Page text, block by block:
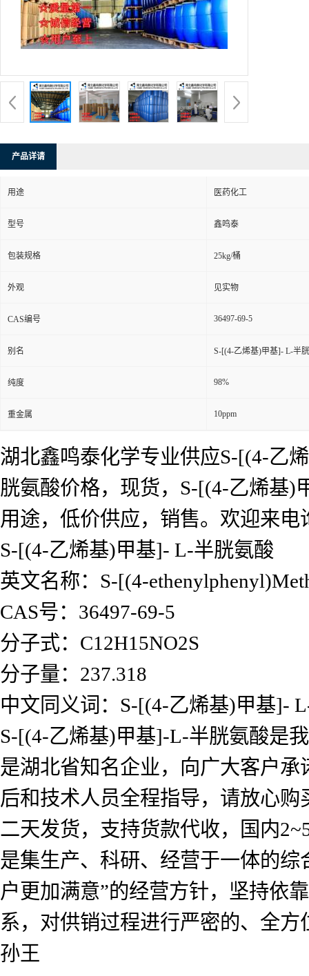
产品详请
用途 医药化工
型号 鑫鸣泰
包装规格 25kg/桶
外观 见实物
CAS编号 36497-69-5
别名 S-[(4-乙烯基)甲基]- L-半
纯度 98%
重金属 10ppm
湖北鑫鸣泰化学专业供应S-[(4-乙
胱氨酸价格，现货，S-[(4-乙烯基
用途，低价供应，销售。欢迎来
S-[(4-乙烯基)甲基]- L-半胱氨酸
英文名称：S-[(4-
CAS号：36497-69-5
分子式：C12H15NO2S
分子量：237.318
中文同义词：S-[(4-乙烯基)甲基]-
S-[(4-乙烯基)甲基]-L-半胱氨酸是
是湖北省知名企业，向广大客户
后和技术人员全程指导，请放心
二天发货，支持货款代收，国内
是集生产、科研、经营于一体的
户更加满意”的经营方针，坚持依
系，对供销过程进行严密的、全
孙王